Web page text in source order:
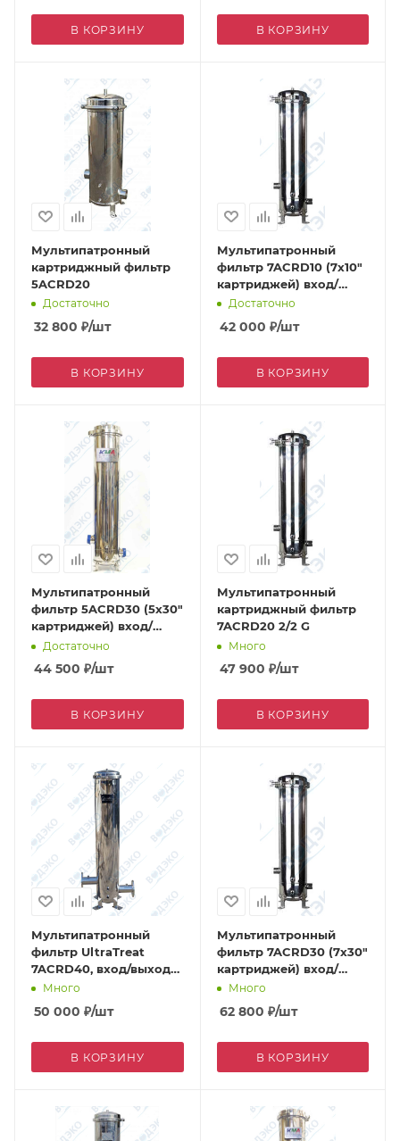
В КОРЗИНУ В КОРЗИНУ
Мультипатронный
картриджный фильтр
5ACRD20
Достаточно
32 800 ₽/шт
В КОРЗИНУ
Мультипатронный
фильтр 7ACRD10 (7х10"
картриджей) вход/
выход 2,0" дренаж 1/2"
Достаточно
42 000 ₽/шт
В КОРЗИНУ
Мультипатронный
фильтр 5ACRD30 (5х30"
картриджей) вход/
выход 2" дренаж 1/4"
Достаточно
44 500 ₽/шт
В КОРЗИНУ
Мультипатронный
картриджный фильтр
7ACRD20 2/2 G
Много
47 900 ₽/шт
В КОРЗИНУ
Мультипатронный
фильтр UltraTreat
7ACRD40, вход/выход
фланец DN65
Много
50 000 ₽/шт
В КОРЗИНУ
Мультипатронный
фильтр 7ACRD30 (7х30"
картриджей) вход/
выход 2,0" дренаж 1/2"
Много
62 800 ₽/шт
В КОРЗИНУ